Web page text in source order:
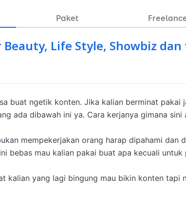
Paket
Life Style, Showbiz
buat ngetik konten. Jika kalian berminat pakai
ada dibawah ini ya. Cara kerjanya gimana sini
mempekerjakan orang harap dipahami dan
bebas mau kalian pakai buat apa kecuali
kalian yang lagi bingung mau bikin konten tapi